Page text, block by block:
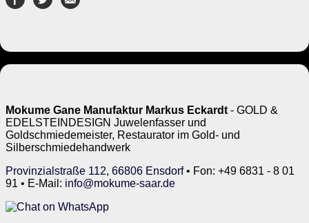
Mokume Gane Manufaktur Markus Eckardt - GOLD &
EDELSTEINDESIGN Juwelenfasser und
Goldschmiedemeister, Restaurator im Gold- und
Silberschmiedehandwerk
Provinzialstraße 112, 66806 Ensdorf• Fon: +49 6831 - 8 01
91 • E-Mail: info@mokume-saar.de